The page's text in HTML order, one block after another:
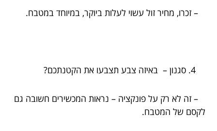
– זכרו, מחיר זול עשוי לעלות ביוקר, במיוחד במטבח.
סגנון – באיזה צבע תצבעו את הקטנתכם?
– זה לא רק על פונקציה – נראות המכשירים חשובה גם
לקסם של המטבח.